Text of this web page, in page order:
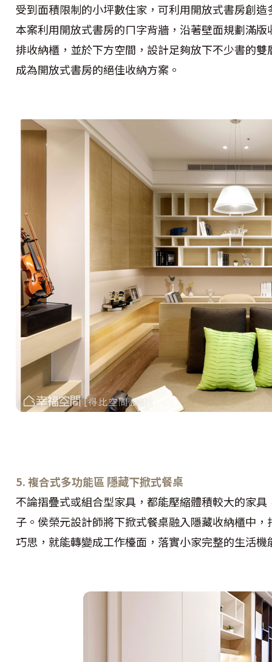
受到面積限制的小坪數住家，可利用開放式書房創
本案利用開放式書房的ㄇ字背牆，沿著壁面規劃滿
排收納櫃，並於下方空間，設計足夠放下不少書的
成為開放式書房的絕佳收納方案。
5. 複合式多功能區 隱藏下掀式餐桌
不論摺疊式或組合型家具，都能壓縮體積較大的家
子。侯榮元設計師將下掀式餐桌融入隱藏收納櫃中
巧思，就能轉變成工作檯面，落實小家完整的生活機